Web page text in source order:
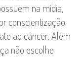
na mídia,
conscientização
ao câncer. Além
não escolhe